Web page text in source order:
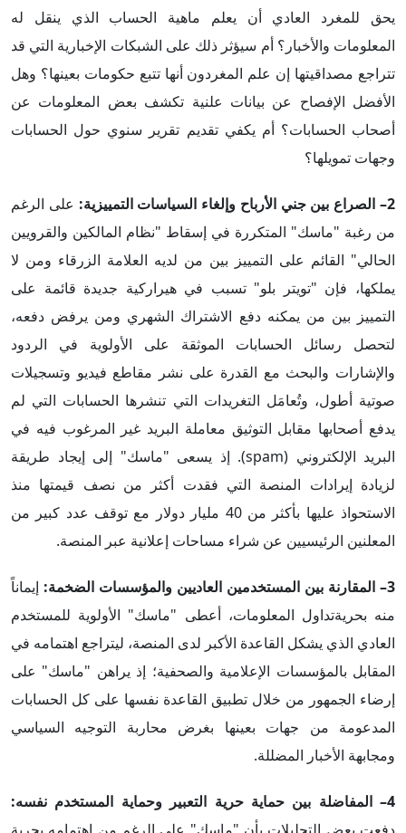
يحق للمغرد العادي أن يعلم ماهية الحساب الذي ينقل له
المعلومات والأخبار؟ أم سيؤثر ذلك على الشبكات الإخبارية التي قد
تتراجع مصداقيتها إن علم المغردون أنها تتبع حكومات بعينها؟ وهل
الأفضل الإفصاح عن بيانات علنية تكشف بعض المعلومات عن
أصحاب الحسابات؟ أم يكفي تقديم تقرير سنوي حول الحسابات
وجهات تمويلها؟
2– الصراع بين جني الأرباح وإلغاء السياسات التمييزية:
على الرغم
من رغبة "ماسك" المتكررة في إسقاط "نظام المالكين والقرويين
الحالي" القائم على التمييز بين من لديه العلامة الزرقاء ومن لا
يملكها، فإن "تويتر بلو" تسبب في هيراركية جديدة قائمة على
التمييز بين من يمكنه دفع الاشتراك الشهري ومن يرفض دفعه،
لتحصل رسائل الحسابات الموثقة على الأولوية في الردود
والإشارات والبحث مع القدرة على نشر مقاطع فيديو وتسجيلات
صوتية أطول، وتُعامَل التغريدات التي تنشرها الحسابات التي لم
يدفع أصحابها مقابل التوثيق معاملة البريد غير المرغوب فيه في
البريد الإلكتروني (spam). إذ يسعى "ماسك" إلى إيجاد طريقة
لزيادة إيرادات المنصة التي فقدت أكثر من نصف قيمتها منذ
الاستحواذ عليها بأكثر من 40 مليار دولار مع توقف عدد كبير من
المعلنين الرئيسيين عن شراء مساحات إعلانية عبر المنصة.
3– المقارنة بين المستخدمين العاديين والمؤسسات الضخمة:
إيماناً
منه بحريةتداول المعلومات، أعطى "ماسك" الأولوية للمستخدم
العادي الذي يشكل القاعدة الأكبر لدى المنصة، ليتراجع اهتمامه في
المقابل بالمؤسسات الإعلامية والصحفية؛ إذ يراهن "ماسك" على
إرضاء الجمهور من خلال تطبيق القاعدة نفسها على كل الحسابات
المدعومة من جهات بعينها بغرض محاربة التوجيه السياسي
ومجابهة الأخبار المضللة.
4– المفاضلة بين حماية حرية التعبير وحماية المستخدم نفسه: